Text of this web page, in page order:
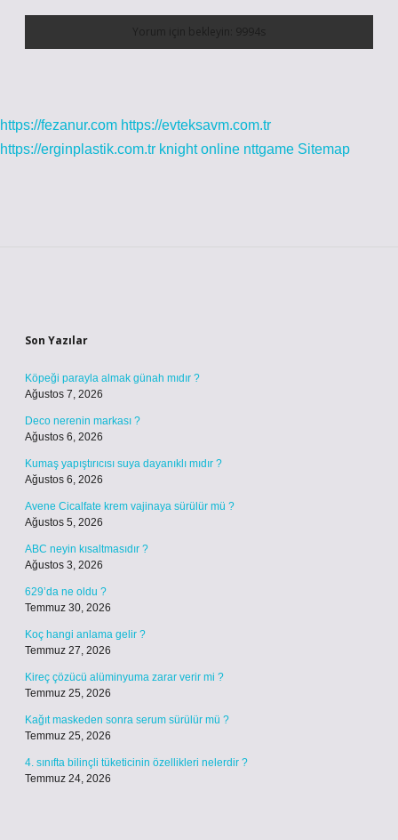
https://fezanur.com https://evteksavm.com.tr
https://erginplastik.com.tr knight online nttgame Sitemap
Son Yazılar
Köpeği parayla almak günah mıdır ?
Ağustos 7, 2026
Deco nerenin markası ?
Ağustos 6, 2026
Kumaş yapıştırıcısı suya dayanıklı mıdır ?
Ağustos 6, 2026
Avene Cicalfate krem vajinaya sürülür mü ?
Ağustos 5, 2026
ABC neyin kısaltmasıdır ?
Ağustos 3, 2026
629’da ne oldu ?
Temmuz 30, 2026
Koç hangi anlama gelir ?
Temmuz 27, 2026
Kireç çözücü alüminyuma zarar verir mi ?
Temmuz 25, 2026
Kağıt maskeden sonra serum sürülür mü ?
Temmuz 25, 2026
4. sınıfta bilinçli tüketicinin özellikleri nelerdir ?
Temmuz 24, 2026